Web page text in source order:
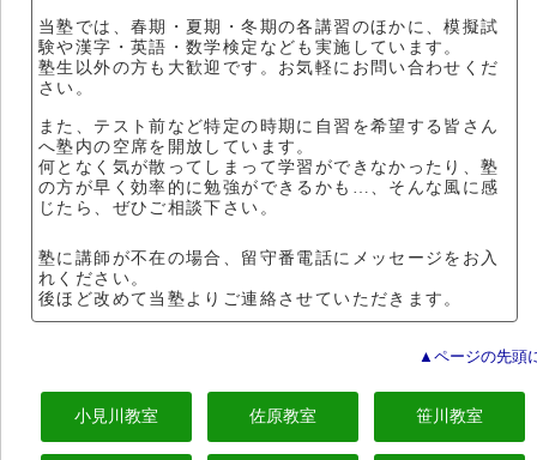
当塾では、春期・夏期・冬期の各講習のほかに、模擬試
験や漢字・英語・数学検定なども実施しています。
塾生以外の方も大歓迎です。お気軽にお問い合わせくだ
さい。
また、テスト前など特定の時期に自習を希望する皆さん
へ塾内の空席を開放しています。
何となく気が散ってしまって学習ができなかったり、塾
の方が早く効率的に勉強ができるかも…、そんな風に感
じたら、ぜひご相談下さい。
塾に講師が不在の場合、留守番電話にメッセージをお入
れください。
後ほど改めて当塾よりご連絡させていただきます。
▲ページの先頭
小見川教室 佐原教室 笹川教室